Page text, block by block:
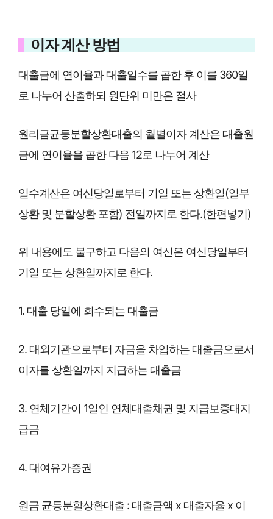
이자 계산 방법
대출금에 연이율과 대출일수를 곱한 후 이를 360일
로 나누어 산출하되 원단위 미만은 절사
원리금균등분할상환대출의 월별이자 계산은 대출원
금에 연이율을 곱한 다음 12로 나누어 계산
일수계산은 여신당일로부터 기일 또는 상환일(일부
상환 및 분할상환 포함) 전일까지로 한다.(한편넣기)
위 내용에도 불구하고 다음의 여신은 여신당일부터
기일 또는 상환일까지로 한다.
1. 대출 당일에 회수되는 대출금
2. 대외기관으로부터 자금을 차입하는 대출금으로서
이자를 상환일까지 지급하는 대출금
3. 연체기간이 1일인 연체대출채권 및 지급보증대지
급금
4. 대여유가증권
원금 균등분할상환대출 : 대출금액 x 대출자율 x 이